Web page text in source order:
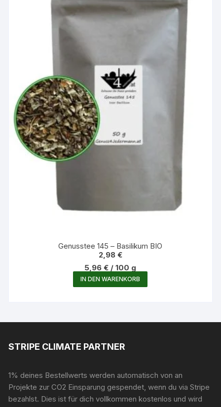
Genusstee 145 – Basilikum BIO
2,98 €
5,96€ /100 g
IN DEN WARENKORB
STRIPE CLIMATE PARTNER
1% deines Bestellwerts werden automatisch von an
Projekte zur CO2 Einsparung gespendet, wenn du via Stripe
bezahlst. Dies ist für dich vollkommen kostenlos und wird